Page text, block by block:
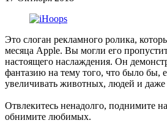
Это слоган рекламного ролика,
месяца Apple. Вы могли его
настоящего наслаждения. Он
фантазию на тему того, что было бы,
увеличивать животных, людей и даже
Отвлекитесь ненадолго, поднимите
обнимите любимых.